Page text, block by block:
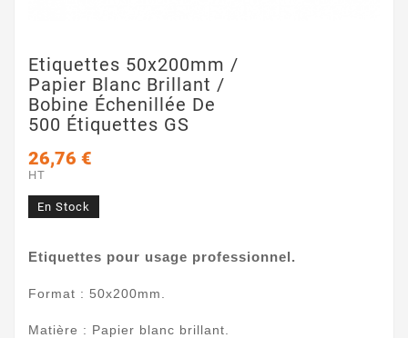
Etiquettes 50x200mm /
Papier Blanc Brillant /
Bobine Échenillée De
500 Étiquettes GS
26,76 €
HT
En Stock
Etiquettes pour usage professionnel.
Format : 50x200mm.
Matière : Papier blanc brillant.